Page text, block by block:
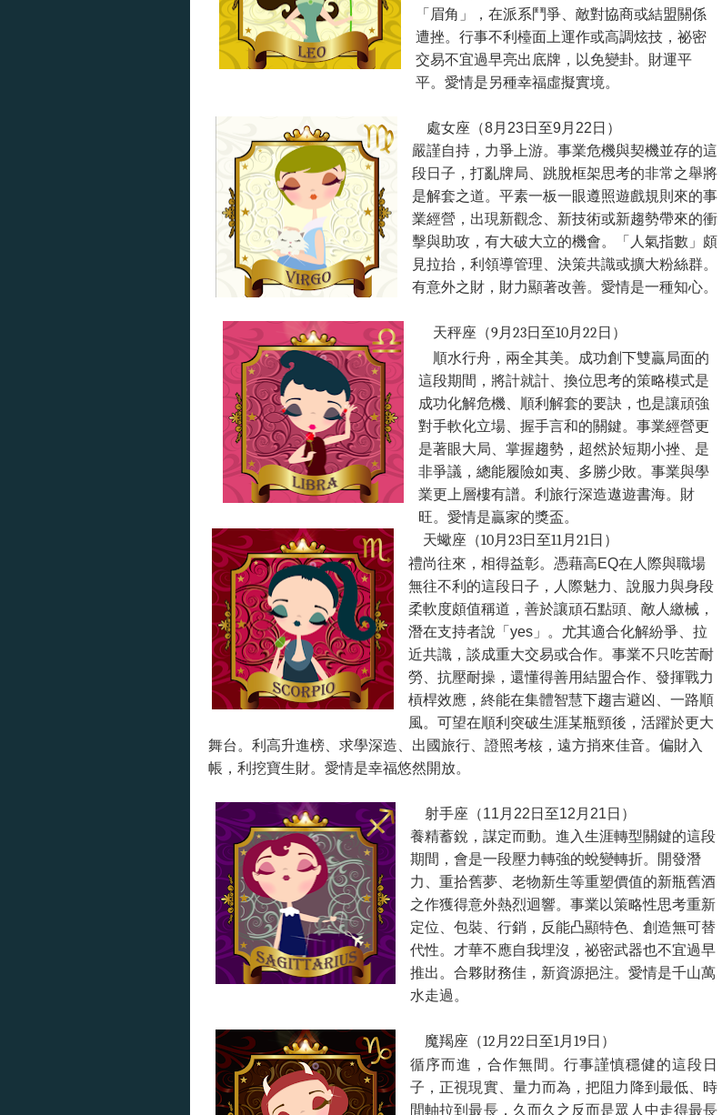
「眉角」，在派系鬥爭、敵對協商或結盟關係
遭挫。行事不利檯面上運作或高調炫技，祕密
交易不宜過早亮出底牌，以免變卦。財運平
平。愛情是另種幸福虛擬實境。
處女座（8月23日至9月22日）
嚴謹自持，力爭上游。事業危機與契機並存的這
段日子，打亂牌局、跳脫框架思考的非常之舉將
是解套之道。平素一板一眼遵照遊戲規則來的事
業經營，出現新觀念、新技術或新趨勢帶來的衝
擊與助攻，有大破大立的機會。「人氣指數」頗
見拉抬，利領導管理、決策共識或擴大粉絲群。
有意外之財，財力顯著改善。愛情是一種知心。
天秤座（9月23日至10月22日）
順水行舟，兩全其美。成功創下雙贏局面的
這段期間，將計就計、換位思考的策略模式是
成功化解危機、順利解套的要訣，也是讓頑強
對手軟化立場、握手言和的關鍵。事業經營更
是著眼大局、掌握趨勢，超然於短期小挫、是
非爭議，總能履險如夷、多勝少敗。事業與學
業更上層樓有譜。利旅行深造遨遊書海。財
旺。愛情是贏家的獎盃。
天蠍座（10月23日至11月21日）
禮尚往來，相得益彰。憑藉高EQ在人際與職場
無往不利的這段日子，人際魅力、說服力與身段
柔軟度頗值稱道，善於讓頑石點頭、敵人繳械，
潛在支持者說「yes」。尤其適合化解紛爭、拉
近共識，談成重大交易或合作。事業不只吃苦耐
勞、抗壓耐操，還懂得善用結盟合作、發揮戰力
槓桿效應，終能在集體智慧下趨吉避凶、一路順
風。可望在順利突破生涯某瓶頸後，活躍於更大
舞台。利高升進榜、求學深造、出國旅行、證照考核，遠方捎來佳音。偏財入
帳，利挖寶生財。愛情是幸福悠然開放。
射手座（11月22日至12月21日）
養精蓄銳，謀定而動。進入生涯轉型關鍵的這段
期間，會是一段壓力轉強的蛻變轉折。開發潛
力、重拾舊夢、老物新生等重塑價值的新瓶舊酒
之作獲得意外熱烈迴響。事業以策略性思考重新
定位、包裝、行銷，反能凸顯特色、創造無可替
代性。才華不應自我埋沒，祕密武器也不宜過早
推出。合夥財務佳，新資源挹注。愛情是千山萬
水走過。
魔羯座（12月22日至1月19日）
循序而進，合作無間。行事謹慎穩健的這段日
子，正視現實、量力而為，把阻力降到最低、時
間軸拉到最長，久而久之反而是眾人中走得最長